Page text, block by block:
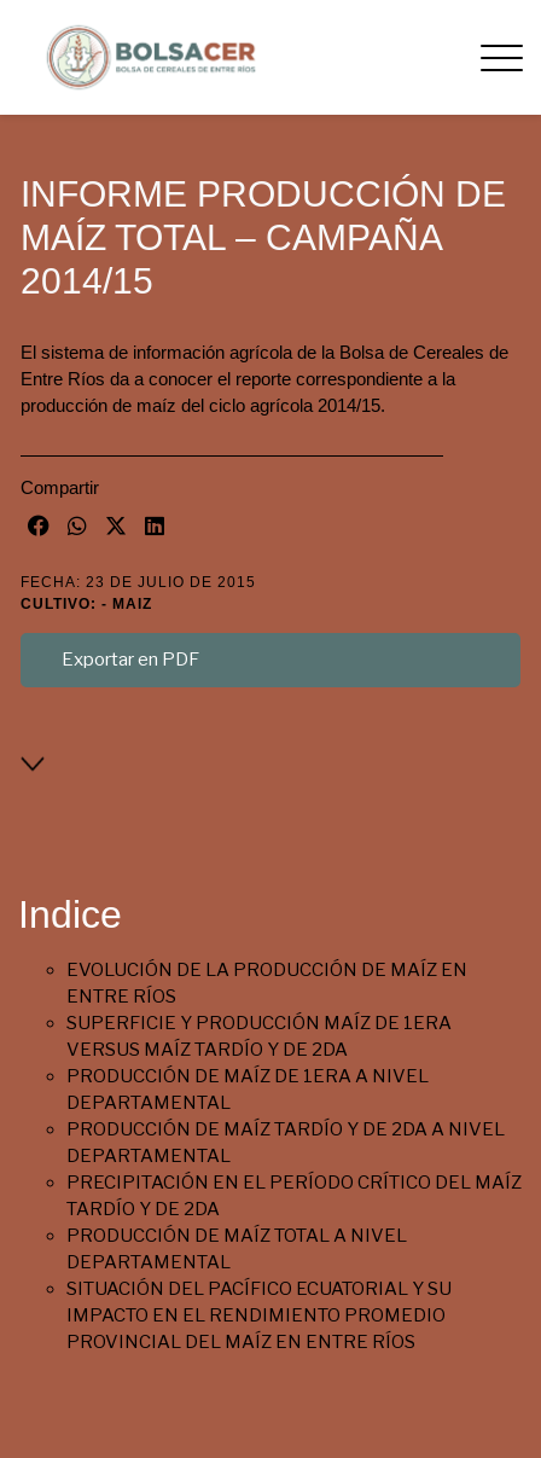
INFORME PRODUCCIÓN DE
MAÍZ TOTAL – CAMPAÑA
2014/15
El sistema de información agrícola de la Bolsa de Cereales de
Entre Ríos da a conocer el reporte correspondiente a la
producción de maíz del ciclo agrícola 2014/15.
Compartir
FECHA: 23 DE JULIO DE 2015
CULTIVO: - MAIZ
Exportar en PDF
Indice
EVOLUCIÓN DE LA PRODUCCIÓN DE MAÍZ EN
ENTRE RÍOS
SUPERFICIE Y PRODUCCIÓN MAÍZ DE 1ERA
VERSUS MAÍZ TARDÍO Y DE 2DA
PRODUCCIÓN DE MAÍZ DE 1ERA A NIVEL
DEPARTAMENTAL
PRODUCCIÓN DE MAÍZ TARDÍO Y DE 2DA A NIVEL
DEPARTAMENTAL
PRECIPITACIÓN EN EL PERÍODO CRÍTICO DEL MAÍZ
TARDÍO Y DE 2DA
PRODUCCIÓN DE MAÍZ TOTAL A NIVEL
DEPARTAMENTAL
SITUACIÓN DEL PACÍFICO ECUATORIAL Y SU
IMPACTO EN EL RENDIMIENTO PROMEDIO
PROVINCIAL DEL MAÍZ EN ENTRE RÍOS